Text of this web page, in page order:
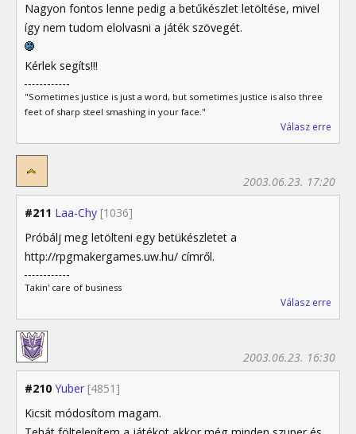
Nagyon fontos lenne pedig a betűkészlet letöltése, mivel
így nem tudom elolvasni a játék szövegét.
Kérlek segíts!!!
"Sometimes justice is just a word, but sometimes justice is also three
feet of sharp steel smashing in your face."
Válasz erre
#211 Laa-Chy [1036]
2003.06.23. 17:20
Próbálj meg letölteni egy betükészletet a
http://rpgmakergames.uw.hu/ címről.
Takin' care of business
Válasz erre
#210 Yuber [4851]
2003.06.23. 16:30
Kicsit módosítom magam.